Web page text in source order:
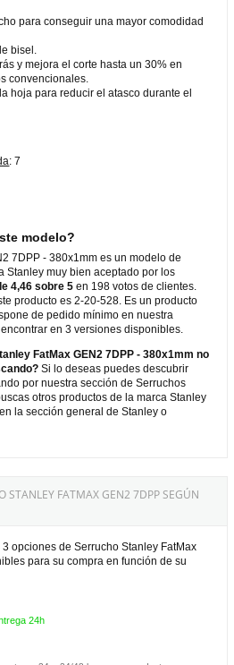
para conseguir una mayor comodidad
bisel.
y mejora el corte hasta un 30% en
convencionales.
hoja para reducir el atasco durante el
: 7
modelo?
7DPP - 380x1mm es un modelo de
Stanley muy bien aceptado por los
4,46 sobre 5 en 198 votos de clientes.
producto es 2-20-528. Es un producto
de pedido mínimo en nuestra
en 3 versiones disponibles.
FatMax GEN2 7DPP - 380x1mm no
Si lo deseas puedes descubrir
por nuestra sección de Serruchos
otros productos de la marca Stanley
la sección general de Stanley o
STANLEY FATMAX GEN2 7DPP SEGÚN
opciones de Serrucho Stanley FatMax
para su compra en función de su
24h